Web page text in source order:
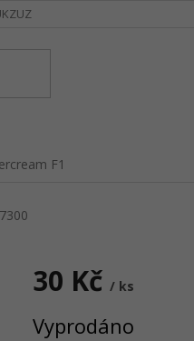
F1
7300
30 Kč / ks
cena:
Vyprodáno